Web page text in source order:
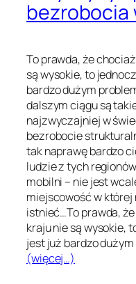
bezrobocia
To prawda, że chociaż
są wysokie, to
bardzo dużym
dalszym ciągu są
najzwyczajniej w
bezrobocie
tak naprawę bardzo
ludzie z tych
mobilni – nie jest
miejscowość w której
istnieć…To prawda,
kraju nie są wysokie,
jest już bardzo
(więcej…)